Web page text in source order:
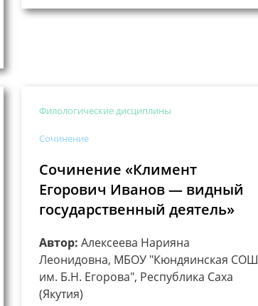
Филологические дисциплины
Сочинение
Сочинение «Климент
Егорович Иванов — видный
государственный деятель»
Автор: Алексеева Нарияна
Леонидовна, МБОУ "Кюндяинская СОШ
им. Б.Н. Егорова", Республика Саха
(Якутия)